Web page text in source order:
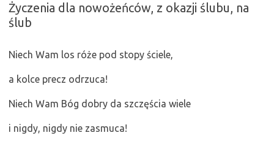
Życzenia dla nowożeńców, z okazji ślubu, na
ślub
Niech Wam los róże pod stopy ściele,
a kolce precz odrzuca!
Niech Wam Bóg dobry da szczęścia wiele
i nigdy, nigdy nie zasmuca!